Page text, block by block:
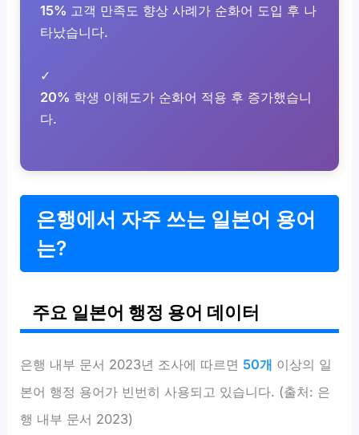
15% 고객 만족도 향상 사례가 순화어 도입 후 나
타났습니다.
✓
20% 학생 이해도가 순화어 적용 후 증가했습니
다.
은행에서 자주 쓰는 일본어 용어
는?
주요 일본어 행정 용어 데이터
은행 내부 문서 2023년 조사에 따르면 50개 이상의 일
본어 행정 용어가 빈번히 사용되고 있습니다. (출처: 은
행 내부 문서 2023)